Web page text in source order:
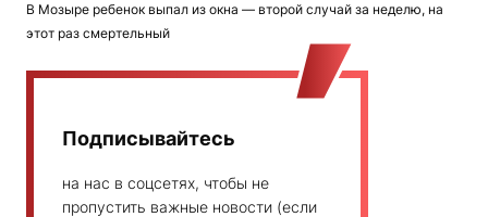
В Мозыре ребенок выпал из окна — второй случай за неделю, на
этот раз смертельный
Подписывайтесь
на нас в соцсетях, чтобы не
пропустить важные новости (если